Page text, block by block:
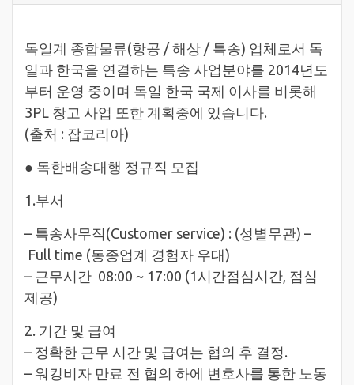
독일계 종합물류(항공 / 해상 / 특송) 업체로서 독
일과 한국을 연결하는 특송 사업분야를 2014년도
부터 운영 중이며 독일 한국 국제 이사를 비롯해
3PL 창고 사업 또한 계획중에 있습니다.
(출처 : 잡코리아)
● 독한배송대행 정규직 모집
1.부서
– 특송사무직(Customer service) : (성별무관) –
Full time (동종업계 경험자 우대)
– 근무시간 08:00 ~ 17:00 (1시간점심시간, 점심
제공)
2. 기간 및 급여
– 정확한 근무 시간 및 급여는 협의 후 결정.
– 워킹비자 만료 전 협의 하에 변호사를 통한 노동